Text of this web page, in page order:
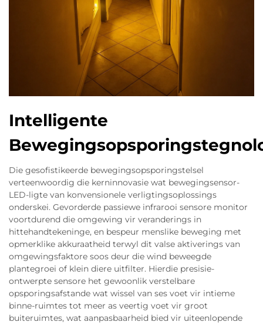
Intelligente
Die gesofistikeerde bewegingsopsporingstelsel
verteenwoordig die kerninnovasie wat bewegingsensor-
LED-ligte van konvensionele verligtingsoplossings
onderskei. Gevorderde passiewe infrarooi sensore monitor
voortdurend die omgewing vir veranderings in
hittehandtekeninge, en bespeur menslike beweging met
opmerklike akkuraatheid terwyl dit valse aktiverings van
omgewingsfaktore soos deur die wind beweegde
plantegroei of klein diere uitfilter. Hierdie presisie-
ontwerpte sensore het gewoonlik verstelbare
opsporingsafstande wat wissel van ses voet vir intieme
binne-ruimtes tot meer as veertig voet vir groot
buiteruimtes, wat aanpasbaarheid bied vir uiteenlopende